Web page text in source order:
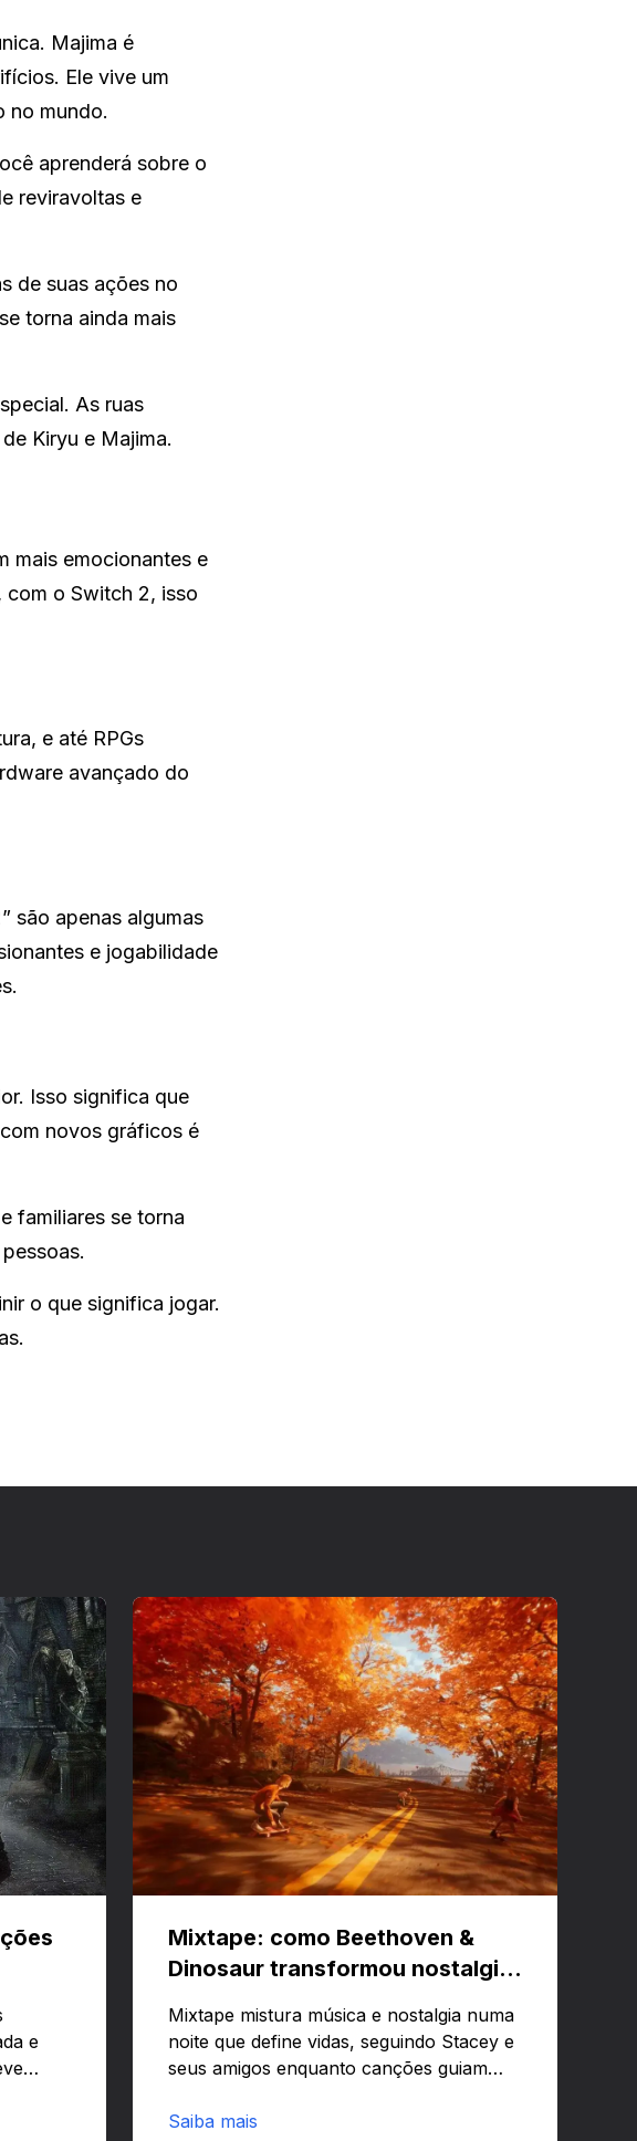
Majima é
Ele vive um
no mundo.
aprenderá sobre o
reviravoltas e
de suas ações no
torna ainda mais
As ruas
Kiryu e Majima.
mais emocionantes e
com o Switch 2, isso
e até RPGs
avançado do
são apenas algumas
e jogabilidade
Isso significa que
novos gráficos é
familiares se torna
o que significa jogar.
e
Mixtape: como Beethoven &
Dinosaur transformou nostalgia
Mixtape mistura música e nostalgia numa
noite que define vidas, seguindo Stacey e
seus amigos enquanto canções guiam
saber como uma trilha pode virar
Saiba mais